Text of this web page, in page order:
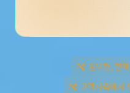
임우현, 한
고객사측에서